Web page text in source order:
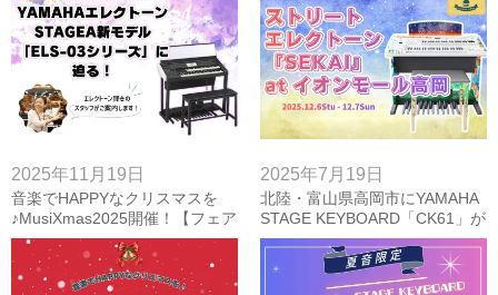
2025年11月19日
音楽でHAPPYなクリスマスを
♪MusiXmas2025開催！【フェア
情報】
2025年7月19日
北陸・富山県高岡市にYAMAHA
STAGE KEYBOARD「CK61」が
やって来る！【夏音2025企画】